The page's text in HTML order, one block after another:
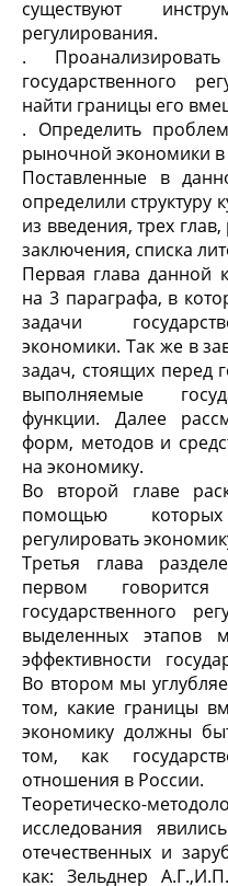
существуют
регулирования.
.
государственного
найти границы его
. Определить
рыночной экономики
Поставленные в
определили структуру
из введения, трех
заключения, списка
Первая глава данной
на 3 параграфа, в
задачи
экономики. Так же в
задач, стоящих перед
выполняемые
функции. Далее
форм, методов и
на экономику.
Во второй главе
помощью
регулировать
Третья глава
первом
государственного
выделенных этапов
эффективности
Во втором мы
том, какие границы
экономику должны
том, как
отношения в России.
Теоретическо-
исследования
отечественных и
как: Зельднер